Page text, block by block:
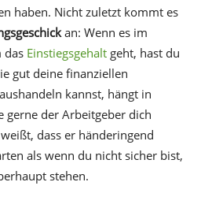
haben. Nicht zuletzt kommt es
an: Wenn es im
das Einstiegsgehalt geht, hast du
gut deine finanziellen
kannst, hängt in
gerne der Arbeitgeber dich
dass er händeringend
als wenn du nicht sicher bist,
stehen.